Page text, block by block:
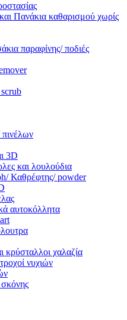
Πανάκια καθαρισμού χωρίς
παραφίνης/ ποδιές
3D
και λουλούδια
Καθρέφτης/ powder
αυτοκόλλητα
κρύσταλλοι χαλαζία
νυχιών